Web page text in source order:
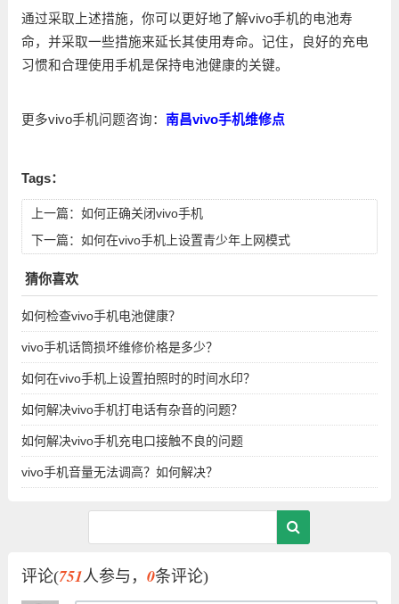
通过采取上述措施，你可以更好地了解vivo手机的电池寿
命，并采取一些措施来延长其使用寿命。记住，良好的充电
习惯和合理使用手机是保持电池健康的关键。
更多vivo手机问题咨询： 南昌vivo手机维修点
Tags：
上一篇： 如何正确关闭vivo手机
下一篇： 如何在vivo手机上设置青少年上网模式
猜你喜欢
如何检查vivo手机电池健康？
vivo手机话筒损坏维修价格是多少？
如何在vivo手机上设置拍照时的时间水印？
如何解决vivo手机打电话有杂音的问题？
如何解决vivo手机充电口接触不良的问题
vivo手机音量无法调高？如何解决？
评论(751人参与， 0条评论)